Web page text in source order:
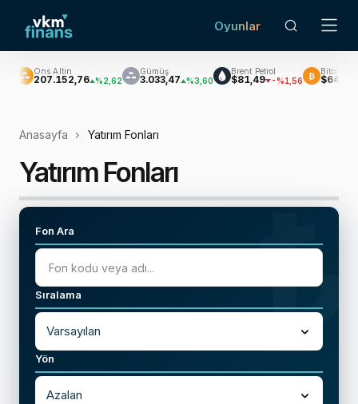
Oyunlar
%2,62 3.033,47 %3,60
Brent Petrol
$81,49 -%1,56 ₿
Bitcoin
$64.996,43 %0,83
Anasayfa Yatırım Fonları
Yatırım Fonları
₺
Fon Ara
Sıralama
Yön